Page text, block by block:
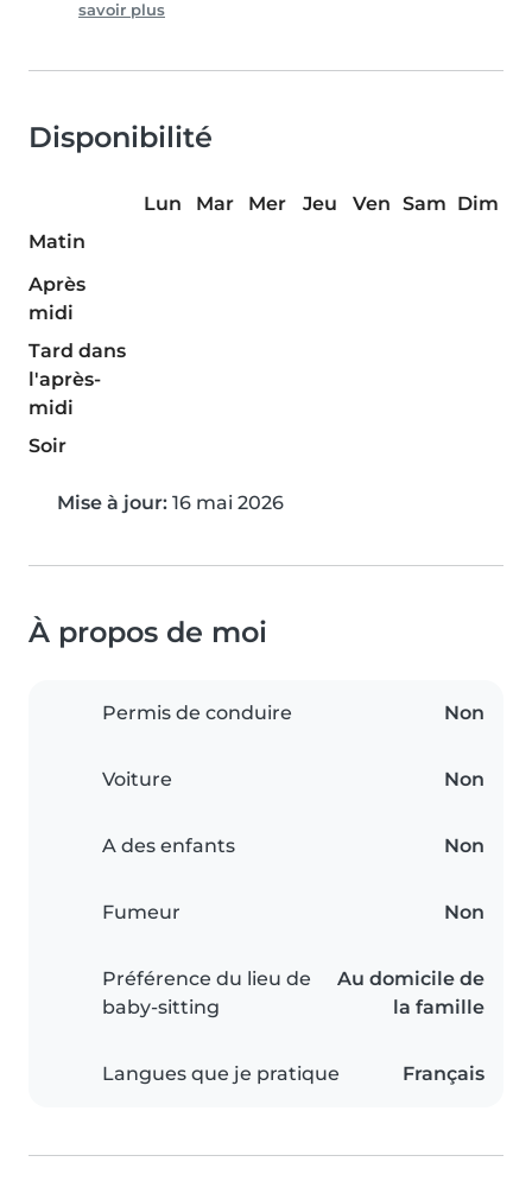
savoir plus
Disponibilité
Lun Mar Mer Jeu Ven Sam Dim
Matin
Après
midi
Tard dans
l'après-
midi
Soir
Mise à jour: 16 mai 2026
À propos de moi
Permis de conduire Non
Voiture Non
A des enfants Non
Fumeur Non
Préférence du lieu de
baby-sitting
Au domicile de
la famille
Langues que je pratique Français